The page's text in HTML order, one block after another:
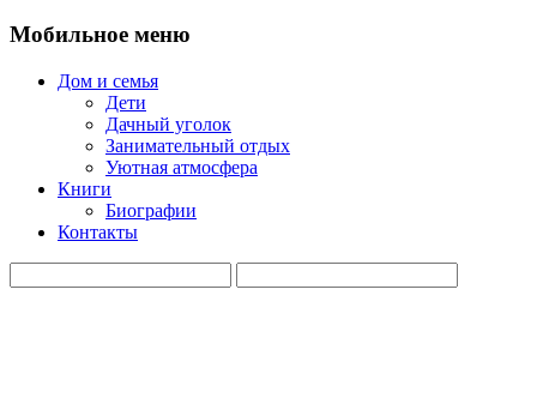
Мобильное меню
Дом и семья
Дети
Дачный уголок
Занимательный отдых
Уютная атмосфера
Книги
Биографии
Контакты